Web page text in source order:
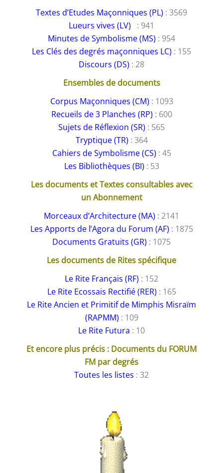
Textes d’Etudes Maçonniques (PL) : 3569
Lueurs vives (LV) : 941
Minutes de Symbolisme (MS) : 954
Les Clés des degrés maçonniques LC) : 155
Discours (DS) : 28
Ensembles de documents
Corpus Maçonniques (CM) : 1093
Recueils de 3 Planches (RP) : 600
Sujets de Réflexion (SR) : 565
Tryptique (TR) : 364
Cahiers de Symbolisme (CS) : 45
Les Bibliothèques (BI) : 53
Les documents et Textes consultables avec
un Abonnement
Morceaux d’Architecture (MA) : 2141
Les Apports de l’Agora du Forum (AF) : 1875
Documents Gratuits (GR) : 1075
Les documents de Rites spécifique
Le Rite Français (RF) : 152
Le Rite Ecossais Rectifié (RER) : 165
Le Rite Ancien et Primitif de Mimphis Misraïm
(RAPMM) : 109
Le Rite Futura : 10
Et encore plus précis : Documents du FORUM
FM par degrés
Toutes les listes : 32